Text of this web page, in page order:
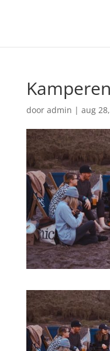
door admin | aug